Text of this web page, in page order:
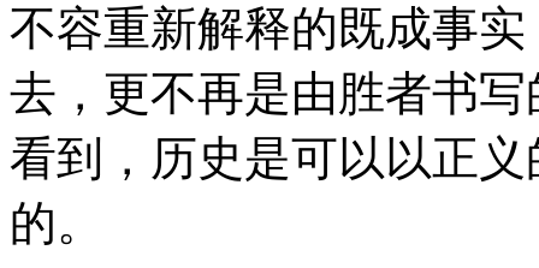
不容重新解释的既成事
去，更不再是由胜者书
看到，历史是可以以正
的。